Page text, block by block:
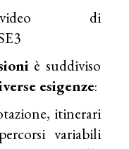
di
è suddiviso
esigenze:
itinerari
variabili